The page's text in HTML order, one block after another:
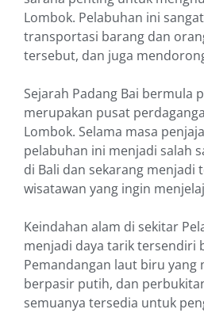
Lombok. Pelabuhan ini
transportasi barang dan
tersebut, dan juga
Sejarah Padang Bai bermula
merupakan pusat
Lombok. Selama masa
pelabuhan ini menjadi salah
di Bali dan sekarang menjadi
wisatawan yang ingin
Keindahan alam di sekitar
menjadi daya tarik tersendiri
Pemandangan laut biru yang
berpasir putih, dan
semuanya tersedia untuk